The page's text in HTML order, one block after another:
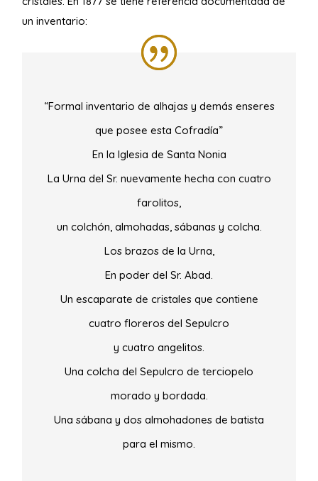
un inventario:
“Formal inventario de alhajas y demás enseres
que posee esta Cofradía”
En la Iglesia de Santa Nonia
La Urna del Sr. nuevamente hecha con cuatro
farolitos,
un colchón, almohadas, sábanas y colcha.
Los brazos de la Urna,
En poder del Sr. Abad.
Un escaparate de cristales que contiene
cuatro floreros del Sepulcro
y cuatro angelitos.
Una colcha del Sepulcro de terciopelo
morado y bordada.
Una sábana y dos almohadones de batista
para el mismo.